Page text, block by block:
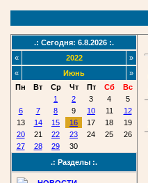
.: Сегодня: 6.8.2026 :.
«
2022
»
«
Июнь
»
Пн
Вт Ср Чт Пт Сб
Вс
1
2 3 4
5
6
7 8 9 10 11
12
13
14 15 16 17 18
19
20
21 22 23 24 25
26
27
28 29
30
.: Разделы :.